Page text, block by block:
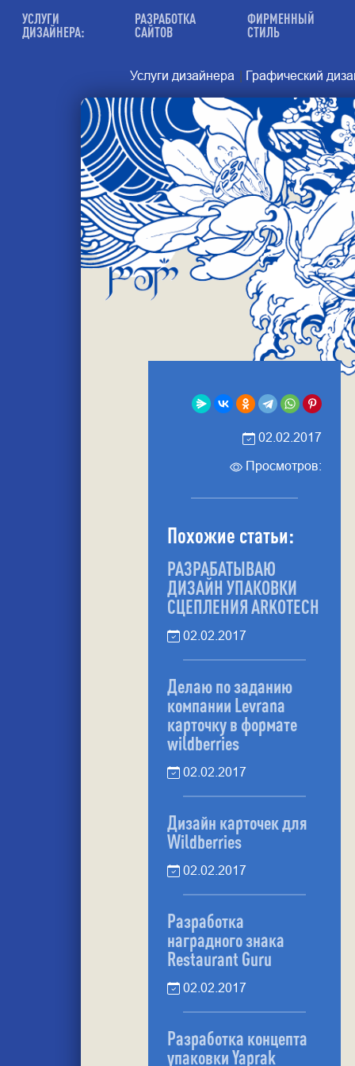
УСЛУГИ
ДИЗАЙНЕРА:
РАЗРАБОТКА
САЙТОВ
ФИРМЕННЫЙ
СТИЛЬ
Услуги дизайнера | Графический
02.02.2017
Просмотров:
Похожие статьи:
РАЗРАБАТЫВАЮ
ДИЗАЙН УПАКОВКИ
СЦЕПЛЕНИЯ ARKOTECH
02.02.2017
Делаю по заданию
компании Levrana
карточку в формате
wildberries
02.02.2017
Дизайн карточек для
Wildberries
02.02.2017
Разработка
наградного знака
Restaurant Guru
02.02.2017
Разработка концепта
упаковки Yaprak